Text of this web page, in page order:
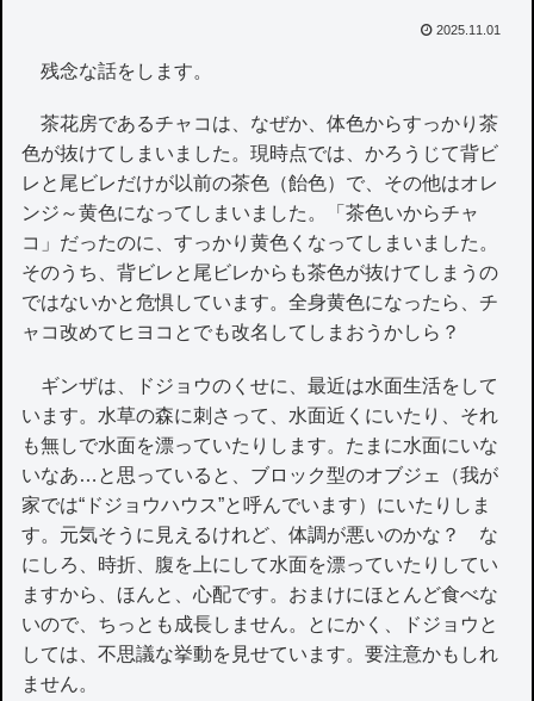
2025.11.01
残念な話をします。
茶花房であるチャコは、なぜか、体色からすっかり茶
色が抜けてしまいました。現時点では、かろうじて背ビ
レと尾ビレだけが以前の茶色（飴色）で、その他はオレ
ンジ～黄色になってしまいました。「茶色いからチャ
コ」だったのに、すっかり黄色くなってしまいました。
そのうち、背ビレと尾ビレからも茶色が抜けてしまうの
ではないかと危惧しています。全身黄色になったら、チ
ャコ改めてヒヨコとでも改名してしまおうかしら？
ギンザは、ドジョウのくせに、最近は水面生活をして
います。水草の森に刺さって、水面近くにいたり、それ
も無しで水面を漂っていたりします。たまに水面にいな
いなあ…と思っていると、ブロック型のオブジェ（我が
家では“ドジョウハウス”と呼んでいます）にいたりしま
す。元気そうに見えるけれど、体調が悪いのかな？ な
にしろ、時折、腹を上にして水面を漂っていたりしてい
ますから、ほんと、心配です。おまけにほとんど食べな
いので、ちっとも成長しません。とにかく、ドジョウと
しては、不思議な挙動を見せています。要注意かもしれ
ません。